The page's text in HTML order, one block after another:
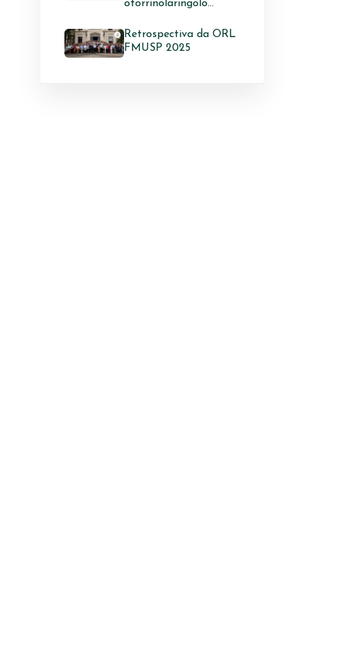
otorrinolaringolo...
Retrospectiva da ORL
FMUSP 2025